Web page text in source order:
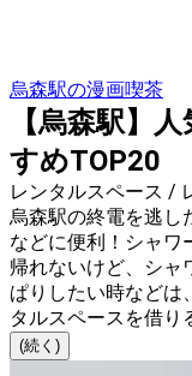
烏森駅の漫画喫茶
【烏森駅】
すめTOP20
レンタルスペース /
烏森駅の終電を逃し
などに便利！シャワ
帰れないけど、シャ
ぱりしたい時などは
タルスペースを借り
(続く)